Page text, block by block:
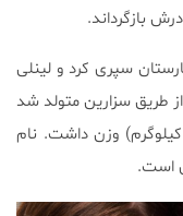
بازگرداند.
بیمارستان سپری کرد و لینلی
نوزاد از طریق سزارین متولد شد
و هنگام تولد ۵ پوند و ۵ اونس (حدود ۲/۴ کیلو‌گرم) وزن داشت. نام
است.